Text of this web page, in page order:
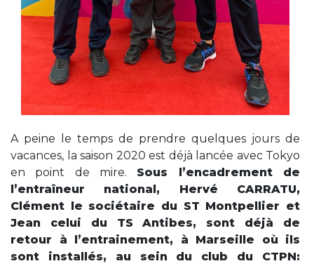
A peine le temps de prendre quelques jours de
vacances, la saison 2020 est déjà lancée avec Tokyo
en point de mire. Sous l’encadrement de
l’entraîneur national, Hervé CARRATU,
Clément le sociétaire du ST Montpellier et
Jean celui du TS Antibes, sont déjà de
retour à l’entrainement, à Marseille où ils
sont installés, au sein du club du CTPN: